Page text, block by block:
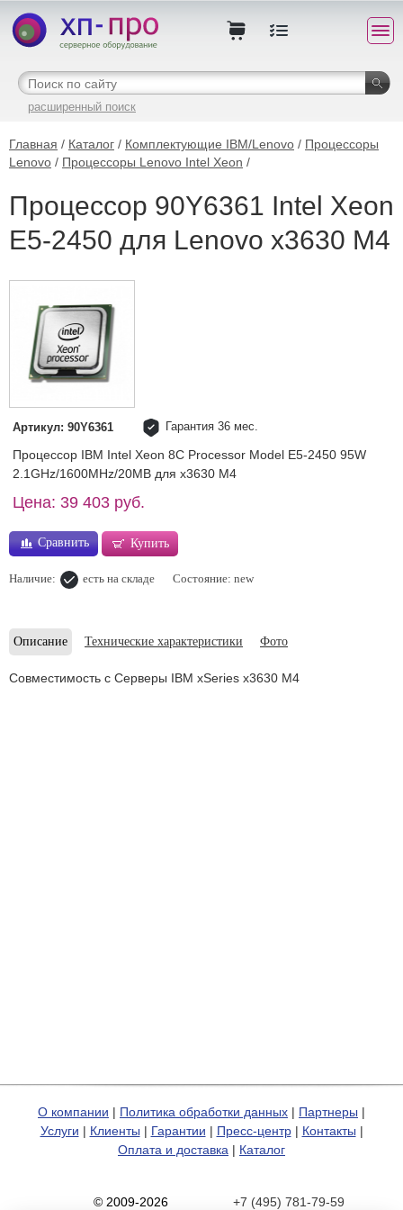
расширенный поиск
Главная / Каталог / Комплектующие IBM/Lenovo / Процессоры
Lenovo / Процессоры Lenovo Intel Xeon /
Процессор 90Y6361 Intel Xeon
E5-2450 для Lenovo x3630 M4
Артикул: 90Y6361 Гарантия 36 мес.
Процессор IBM Intel Xeon 8C Processor Model E5-2450 95W
2.1GHz/1600MHz/20MB для x3630 M4
Цена: 39 403 руб.
Сравнить Купить
Наличие: есть на складе Состояние: new
Описание Технические характеристики Фото
Совместимость с Серверы IBM xSeries x3630 M4
О компании | Политика обработки данных | Партнеры |
Услуги | Клиенты | Гарантии | Пресс-центр| Контакты |
Оплата и доставка | Каталог
© 2009-2026 +7 (495) 781-79-59